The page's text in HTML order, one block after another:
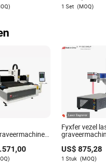
Acryl Hout
Co2 Laser
1 Set (MOQ)
Laser
Fyxfer vezel
graveren
US$875,28
1 Stuk (MOQ)